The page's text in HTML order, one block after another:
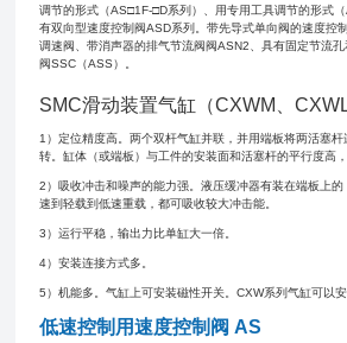
调节的形式（AS□1F-□D系列）、用专用工具调节的形式
有双向型速度控制阀ASD系列。带先导式单向阀的速度控
调速阀、带消声器的排气节流阀阀ASN2、具有固定节流
阀SSC（ASS）。
SMC滑动装置气缸（CXWM、
1）定位精度高。两个双杆气缸并联，并用端板将两活塞
转。缸体（或端板）与工件的安装面和活塞杆的平行度高
2）吸收冲击和噪声的能力强。液压缓冲器有装在端板上
速到轻载到低速重载，都可吸收较大冲击能。
3）运行平稳，输出力比单缸大一倍。
4）安装连接方式多。
5）机能多。气缸上可安装磁性开关。CXW系列气缸可以安
低速控制用速度控制阀 AS